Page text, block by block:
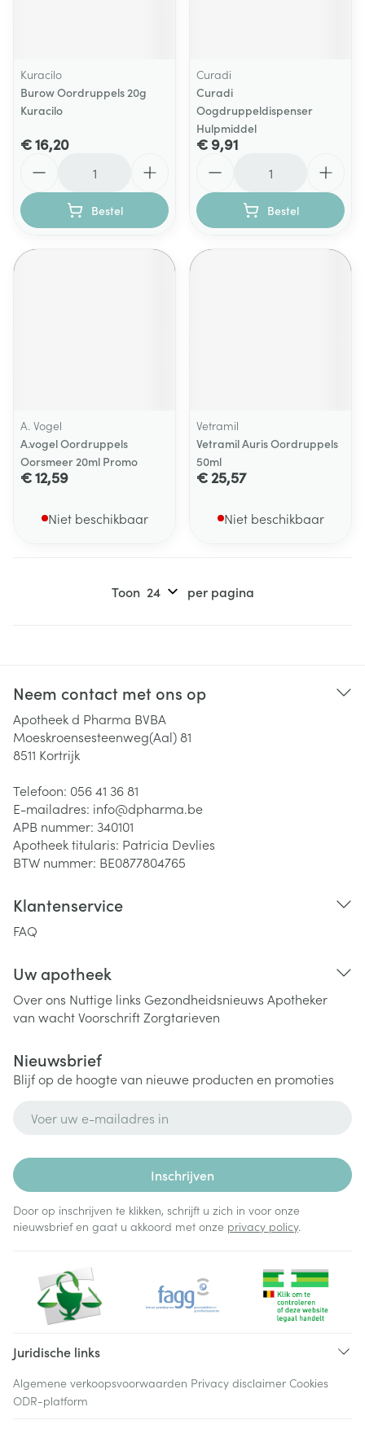
Kuracilo
Burow Oordruppels 20g
Kuracilo
€ 16,20
Bestel
Curadi
Curadi
Oogdruppeldispenser
Hulpmiddel
€ 9,91
Bestel
A. Vogel
A.vogel Oordruppels
Oorsmeer 20ml Promo
€ 12,59
Niet beschikbaar
Vetramil
Vetramil Auris Oordruppels
50ml
€ 25,57
Niet beschikbaar
Toon per pagina
Neem contact met ons op
Apotheek d Pharma BVBA
Moeskroensesteenweg(Aal) 81
8511 Kortrijk
Telefoon: 056 41 36 81
E-mailadres: info@dpharma.be
APB nummer: 340101
Apotheek titularis: Patricia Devlies
BTW nummer: BE0877804765
Klantenservice
FAQ
Uw apotheek
Over ons Nuttige links Gezondheidsnieuws Apotheker
van wachtVoorschriftZorgtarieven
Nieuwsbrief
Blijf op de hoogte van nieuwe producten en promoties
Inschrijven
Door op inschrijven te klikken, schrijft u zich in voor onze
nieuwsbrief en gaat u akkoord met onze privacy policy.
Juridische links
Algemene verkoopsvoorwaarden Privacy disclaimer Cookies
ODR-platform